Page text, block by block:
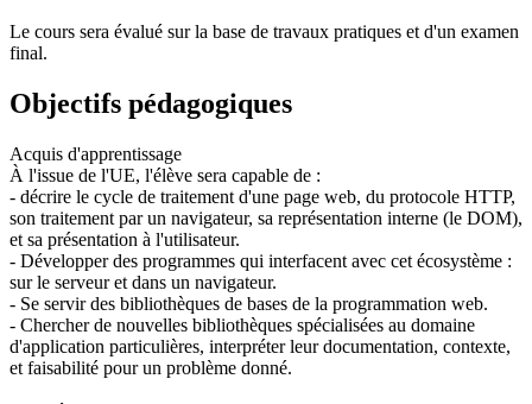
Le cours sera évalué sur la base de travaux pratiques et d'un examen
final.
Objectifs pédagogiques
Acquis d'apprentissage
À l'issue de l'UE, l'élève sera capable de :
- décrire le cycle de traitement d'une page web, du protocole HTTP,
son traitement par un navigateur, sa représentation interne (le DOM),
et sa présentation à l'utilisateur.
- Développer des programmes qui interfacent avec cet écosystème :
sur le serveur et dans un navigateur.
- Se servir des bibliothèques de bases de la programmation web.
- Chercher de nouvelles bibliothèques spécialisées au domaine
d'application particulières, interpréter leur documentation, contexte,
et faisabilité pour un problème donné.